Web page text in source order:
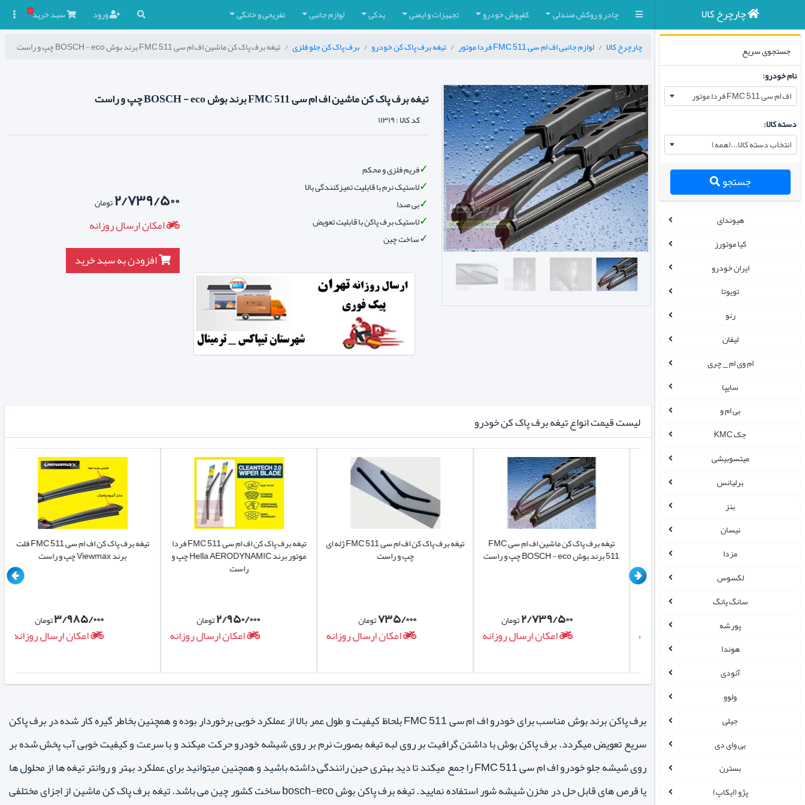
چادر و روکش صندلی کفپوش خودرو تجهیزات و ایمنی یدکی لوازم جانبی تفریحی و خانگی ورود سبدخرید۰ چارچرخ کالا
جستجوی سریع
نام خودرو:
اف ام سی FMC 511 فردا موتور
دسته کالا:
انتخاب دسته کالا...(همه)
جستجو
هیوندای
کیا موتورز
ایران خودرو
تویوتا
رنو
لیفان
ام وی ام _ چری
سایپا
بی ام و
جک KMC
میتسوبیشی
برلیانس
بنز
نیسان
مزدا
لکسوس
سانگ یانگ
پورشه
هوندا
آئودی
ولوو
جیلی
بی وای دی
بسترن
پژو (ایکاپ)
چارچرخ کالا لوازم جانبی اف ام سی FMC 511 فردا موتور تیغه برف پاک کن خودرو برف پاک کن جلو فلزی تیغه برف پاک کن ماشین اف ام سی FMC 511 برند بوش BOSCH - eco چپ و راست
تیغه برف پاک کن ماشین اف ام سی FMC 511 برند بوش BOSCH - eco چپ و راست
کد کالا :۱۱۳۱۹
فریم فلزی و محکم
لاستیک نرم با قابلیت تمیزکنندگی بالا
بی صدا
لاستیک برف پاکن با قابلیت تعویض
ساخت چین
۲/۷۳۹/۵۰۰تومان
امکان ارسال روزانه
افزودن به سبد خرید
لیست قیمت انواع تیغه برف پاک کن خودرو
تیغه برف پاک کن اف ام سی FMC 511 فلت
برند Viewmax چپ و راست
۳/۹۸۵/۰۰۰تومان
امکان ارسال روزانه
تیغه برف پاک کن اف ام سی FMC 511 فردا
موتور برند Hella AERODYNAMIC چپ و
راست
۲/۹۵۰/۰۰۰تومان
امکان ارسال روزانه
تیغه برف پاک کن اف ام سی FMC 511 ژله ای
چپ و راست
۷۳۵/۰۰۰تومان
امکان ارسال روزانه
تیغه برف پاک کن ماشین اف ام سی FMC
511 برند بوش BOSCH - eco چپ و راست
۲/۷۳۹/۵۰۰تومان
امکان ارسال روزانه
511 wiper blade چپ و راست
۱/۱۲۴/۰۰۰
برف پاکن برند بوش مناسب برای خودرو اف ام سی FMC 511 بلحاظ کیفیت و طول عمر بالا از عملکرد خوبی برخوردار بوده و همچنین بخاطر گیره کار شده در برف پاکن
سریع تعویض میگردد. برف پاکن بوش با داشتن گرافیت بر روی لبه تیغه بصورت نرم بر روی شیشه خودرو حرکت میکند و با سرعت و کیفیت خوبی آب پخش شده بر
روی شیشه جلو خودرو اف ام سی FMC 511 را جمع میکند تا دید بهتری حین رانندگی داشته باشید و همچنین میتوانید برای عملکرد بهتر و روانتر تیغه ها از محلول ها
یا قرص های قابل حل در مخزن شیشه شور استفاده نمایید. تیغه برف پاکن بوش bosch-eco ساخت کشور چین می باشد. تیغه برف پاک کن ماشین از اجزای مختلفی